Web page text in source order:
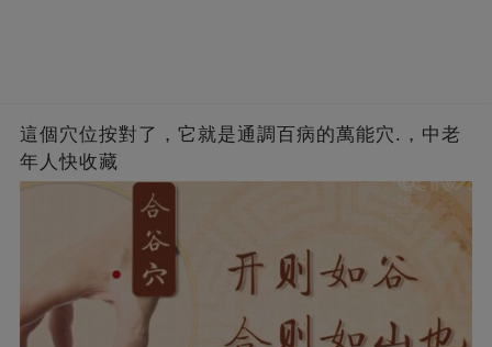
這個穴位按對了，它就是通調百病的萬能穴.，中老
年人快收藏